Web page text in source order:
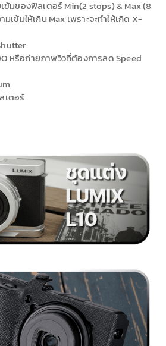
ข้มของฟิลเตอร์ Min(2 stops) & Max (8
เข้มให้เกิน Max เพราะจะทำให้เกิด X-
หรือถ่ายภาพวิวที่ต้องการลด Speed
เตอร์